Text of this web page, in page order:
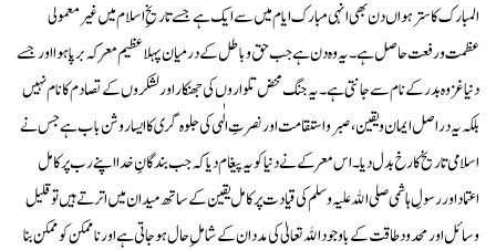
المبارک کا سترہواں دن بھی انہی مبارک ایام میں سے ایک ہے جسے تاریخِ اسلام میں غیر معمولی
عظمت و رفعت حاصل ہے۔ یہ وہ دن ہے جب حق و باطل کے درمیان پہلا عظیم معرکہ برپا ہوا اور جسے
دنیا غزوہ بدر کے نام سے جانتی ہے۔ یہ جنگ محض تلواروں کی جھنکار اور لشکروں کے تصادم کا نام نہیں
بلکہ یہ دراصل ایمان و یقین، صبر و استقامت اور نصرتِ الٰہی کی جلوہ گری کا ایسا روشن باب ہے جس نے
اسلامی تاریخ کا رخ بدل دیا۔ اس معرکے نے دنیا کو یہ پیغام دیا کہ جب بندگانِ خدا اپنے رب پر کامل
اعتماد اور رسولِ ہاشمی صلی الله علیہ وسلم کی قیادت پر کامل یقین کے ساتھ میدان میں اترتے ہیں تو قلیل
وسائل اور محدود طاقت کے باوجود الله تعالیٰ کی مدد ان کے شاملِ حال ہو جاتی ہے اور ناممکن کو ممکن بنا